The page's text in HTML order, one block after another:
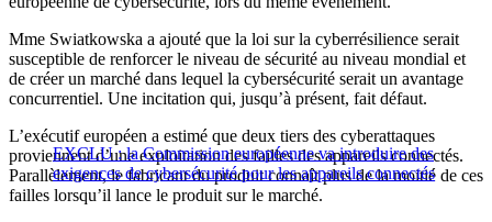
Mme Swiatkowska a ajouté que la loi sur la cyberrésilience serait
susceptible de renforcer le niveau de sécurité au niveau mondial et
de créer un marché dans lequel la cybersécurité serait un avantage
concurrentiel. Une incitation qui, jusqu’à présent, fait défaut.
EXCLU : la Commission européenne va introduire des
exigences de cybersécurité pour les appareils connectés
L’exécutif européen a estimé que deux tiers des cyberattaques
proviennent d’une exploitation des failles des appareils connectés.
Parallèlement, le fabricant du produit connaît plus de la moitié de ces
failles lorsqu’il lance le produit sur le marché.